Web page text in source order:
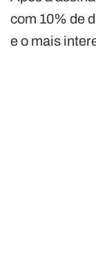
com 10% de
e o mais